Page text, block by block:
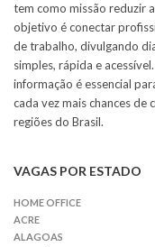
tem como missão reduzir
objetivo é conectar
de trabalho, divulgando
simples, rápida e
informação é essencial
cada vez mais chances
regiões do Brasil.
VAGAS POR ESTADO
HOME OFFICE
ACRE
ALAGOAS